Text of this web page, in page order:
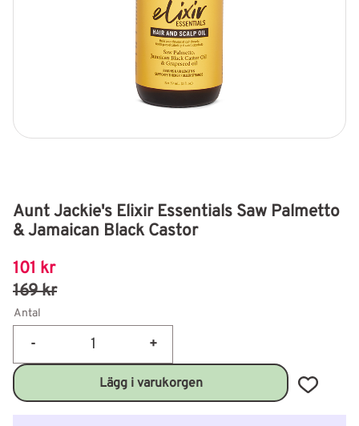
Aunt Jackie's Elixir Essentials Saw Palmetto
& Jamaican Black Castor
Nedsatt pris:
101 kr
Ordinarie pris:
169kr
Antal
+
-
Lägg till